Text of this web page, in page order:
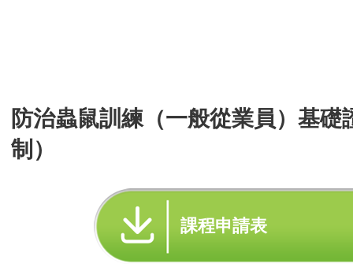
防治蟲鼠訓練（一般從業員）基礎
制）
課程申請表